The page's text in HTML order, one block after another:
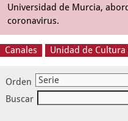
Universidad de Murcia,
coronavirus.
Canales Unidad de Cultura
Orden
Buscar